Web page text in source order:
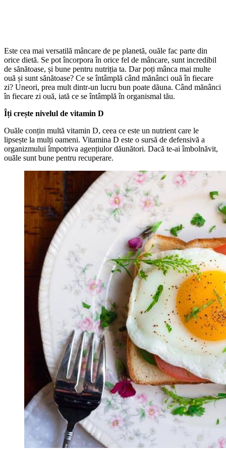
Este cea mai versatilă mâncare de pe planetă, ouăle fac parte din
orice dietă. Se pot încorpora în orice fel de mâncare, sunt incredibil
de sănătoase, și bune pentru nutriția ta. Dar poți mânca mai multe
ouă și sunt sănătoase? Ce se întâmplă când mănânci ouă în fiecare
zi? Uneori, prea mult dintr-un lucru bun poate dăuna. Când mănânci
în fiecare zi ouă, iată ce se întâmplă în organismal tău.
Îți crește nivelul de vitamin D
Ouăle conțin multă vitamin D, ceea ce este un nutrient care le
lipsește la mulți oameni. Vitamina D este o sursă de defensivă a
organizmului împotriva agențiulor dăunători. Dacă te-ai îmbolnăvit,
ouăle sunt bune pentru recuperare.